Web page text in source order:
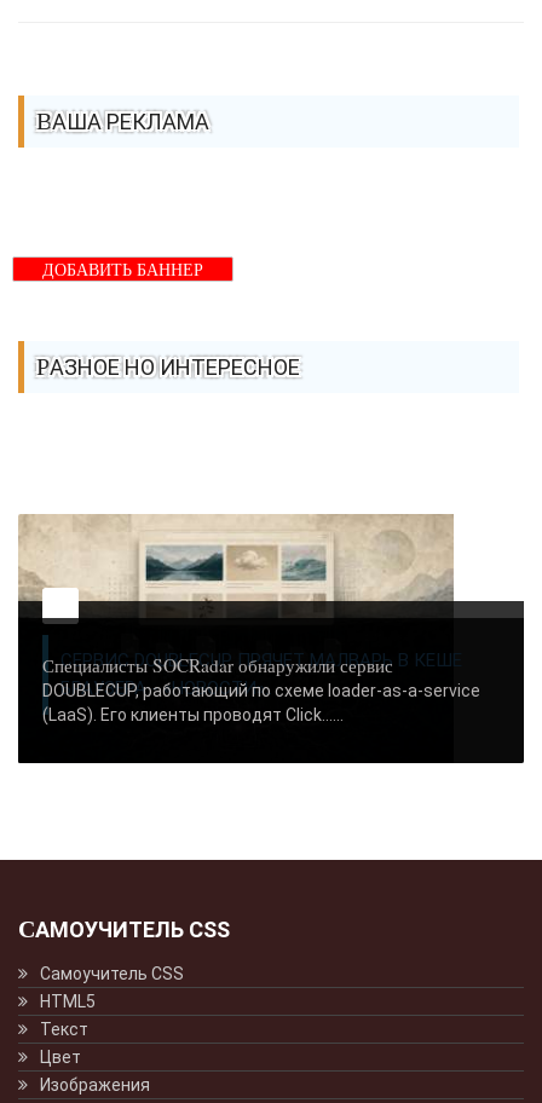
ВАША РЕКЛАМА
ДОБАВИТЬ БАННЕР
РАЗНОЕ НО ИНТЕРЕСНОЕ
СЕРВИС DOUBLECUP ПРЯЧЕТ МАЛВАРЬ В КЕШЕ
БРАУЗЕРА - «НОВОСТИ»..
Специалисты SOCRadar обнаружили сервис
DOUBLECUP, работающий по схеме loader-as-a-service
(LaaS). Его клиенты проводят Click…...
САМОУЧИТЕЛЬ CSS
Самоучитель CSS
HTML5
Текст
Цвет
Изображения